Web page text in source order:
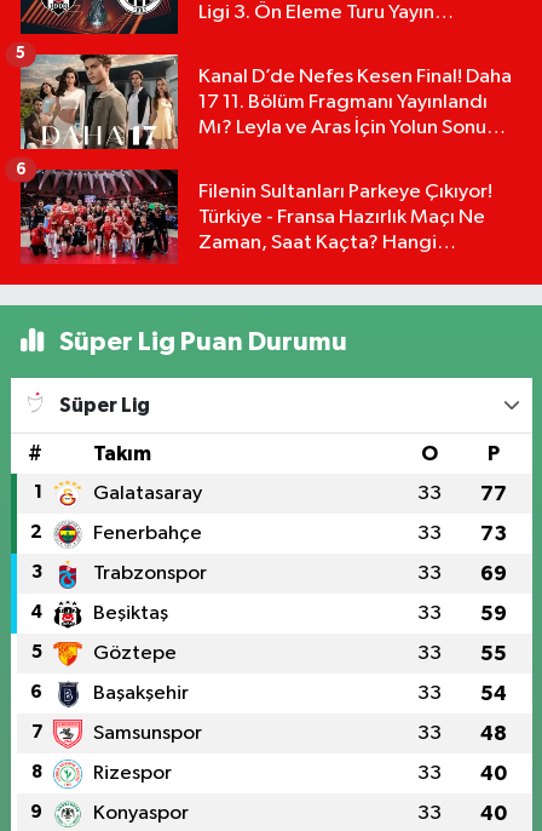
Ligi 3. Ön Eleme Turu Yayın
Kanal D’de Nefes Kesen Final! Daha
17 11. Bölüm Fragmanı Yayınlandı
Mı? Leyla ve Aras İçin Yolun Sonu
5
Filenin Sultanları Parkeye Çıkıyor!
Türkiye - Fransa Hazırlık Maçı Ne
Zaman, Saat Kaçta? Hangi
6
Süper Lig Puan Durumu
Süper Lig
# Takım O P
1 Galatasaray 33 77
2 Fenerbahçe 33 73
3 Trabzonspor 33 69
4 Beşiktaş 33 59
5 Göztepe 33 55
6 Başakşehir 33 54
7 Samsunspor 33 48
8 Rizespor 33 40
9 Konyaspor 33 40